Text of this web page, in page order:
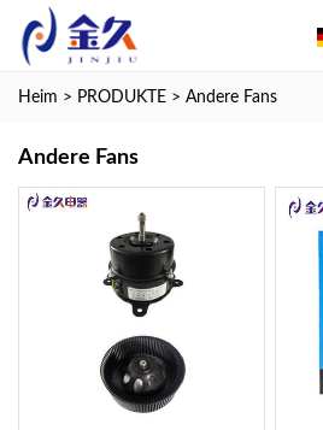
Heim > PRODUKTE > Andere Fans
Andere Fans